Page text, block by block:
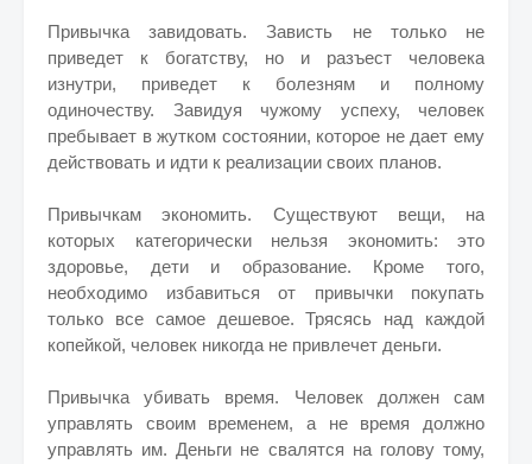
Привычка завидовать. Зависть не только не
приведет к богатству, но и разъест человека
изнутри, приведет к болезням и полному
одиночеству. Завидуя чужому успеху, человек
пребывает в жутком состоянии, которое не дает ему
действовать и идти к реализации своих планов.
Привычкам экономить. Существуют вещи, на
которых категорически нельзя экономить: это
здоровье, дети и образование. Кроме того,
необходимо избавиться от привычки покупать
только все самое дешевое. Трясясь над каждой
копейкой, человек никогда не привлечет деньги.
Привычка убивать время. Человек должен сам
управлять своим временем, а не время должно
управлять им. Деньги не свалятся на голову тому,